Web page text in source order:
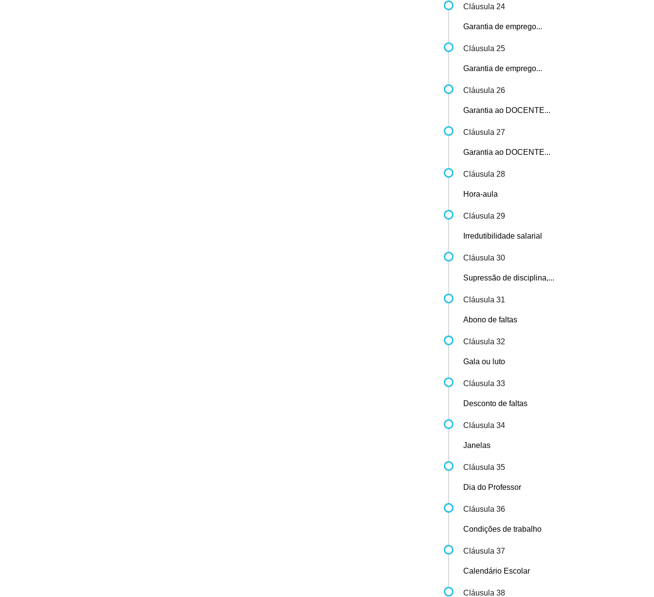
Cláusula 24
Garantia de emprego...
Cláusula 25
Garantia de emprego...
Cláusula 26
Garantia ao DOCENTE...
Cláusula 27
Garantia ao DOCENTE...
Cláusula 28
Hora-aula
Cláusula 29
Irredutibilidade salarial
Cláusula 30
Supressão de disciplina,...
Cláusula 31
Abono de faltas
Cláusula 32
Gala ou luto
Cláusula 33
Desconto de faltas
Cláusula 34
Janelas
Cláusula 35
Dia do Professor
Cláusula 36
Condições de trabalho
Cláusula 37
Calendário Escolar
Cláusula 38